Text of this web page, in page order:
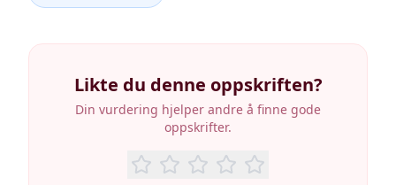
Likte du denne oppskriften?
Din vurdering hjelper andre å finne gode
oppskrifter.